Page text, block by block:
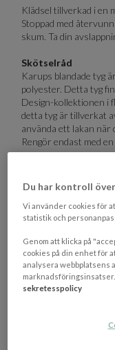
Klädsel tillverkad i en
Stoppad med
skum. Ta din
Skötselråd
Karups blandade tyg
polyester. Detta tyg
Design-kollektionen i
detta tyg är tillverkat
använda ett lakan när
Rengör endast med
Fåtölj (BxDxH): 95 x 90
Sitthöjd: 22 cm
Sittdjup: 60 cm
Ryggstöd höjd: 22 cm
Maxvikt: 90 kg
Du har kontroll
Vi använder cookies för
statistik och
Genom att klicka på
cookies på din enhet för
analysera webbplatsens
marknadsföringsinsatser.
sekretesspolicy